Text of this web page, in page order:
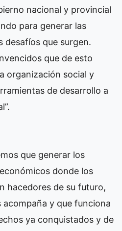
nacional y provincial
para generar las
desafíos que surgen.
que de esto
organización social y
de desarrollo a
que generar los
donde los
hacedores de su futuro,
y que funciona
ya conquistados y de